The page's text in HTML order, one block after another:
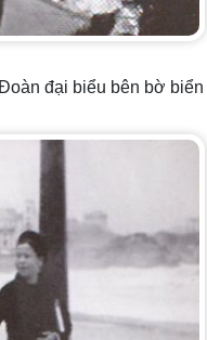
đại biểu bên bờ biển